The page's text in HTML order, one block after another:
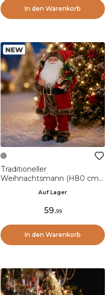
In den Warenkorb
Traditioneller
Weihnachtsmann (H80 cm)
Auf Lager
59.99
In den Warenkorb